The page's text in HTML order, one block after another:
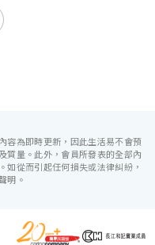
容為即時更新，因此生活易不會預
質量。此外，會員所發表的全部內
如從而引起任何損失或法律糾紛，
明。